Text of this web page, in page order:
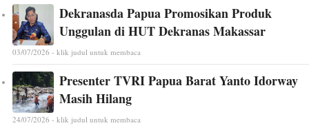
Dekranasda Papua Promosikan Produk
Unggulan di HUT Dekranas Makassar
03/07/2026 - klik judul untuk membaca
Presenter TVRI Papua Barat Yanto Idorway
Masih Hilang
24/07/2026 - klik judul untuk membaca